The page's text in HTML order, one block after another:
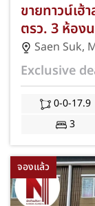
ขายทาวน์เฮ้
ตรว. 3 ห้อง
หนองมน ฟรี
JS-205
Saen Suk,
Exclusive
0-0-17.9
3
จองแล้ว